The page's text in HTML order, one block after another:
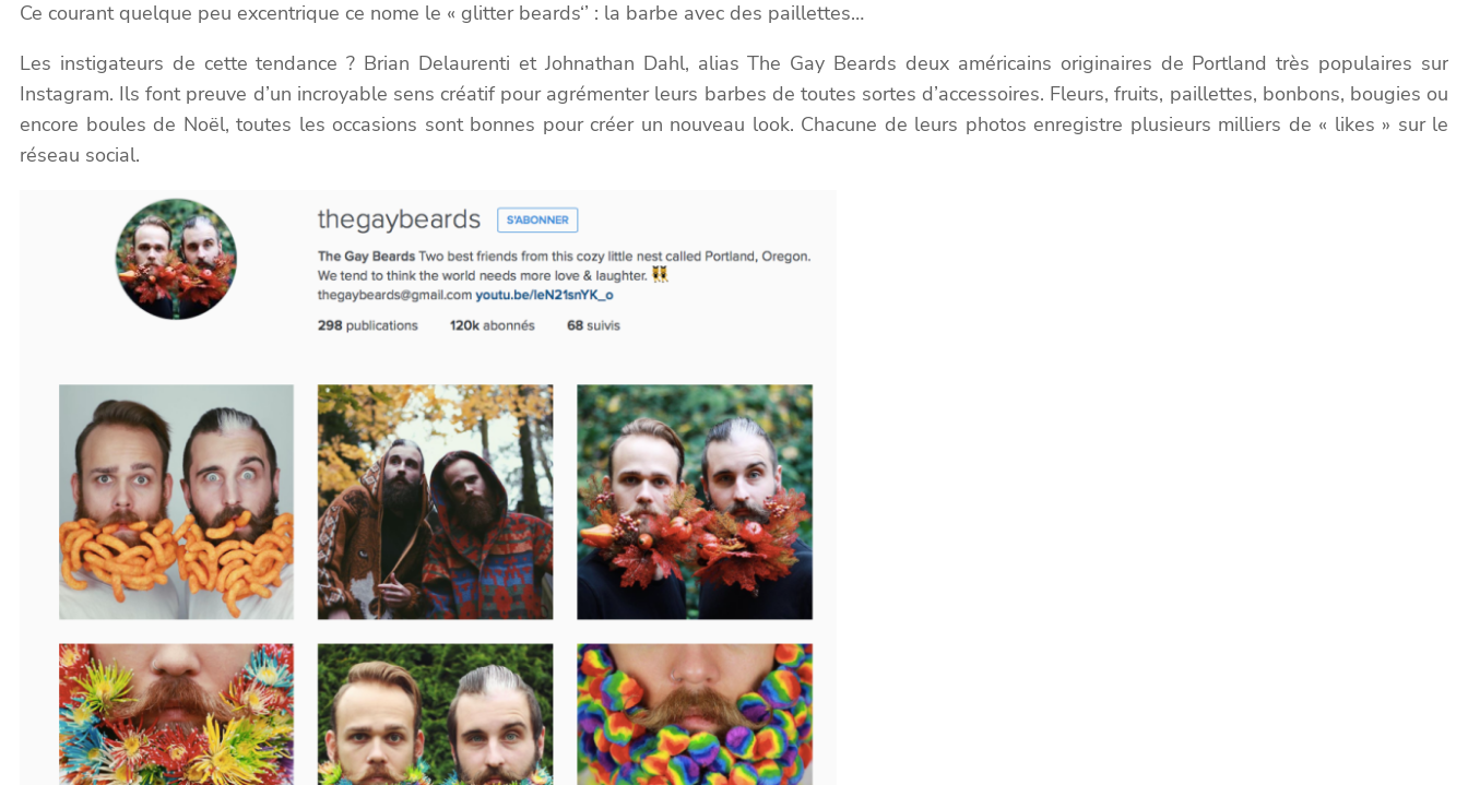
Ce courant quelque peu excentrique ce nome le « glitter beards‘’ : la barbe avec des paillettes…
Les instigateurs de cette tendance ? Brian Delaurenti et Johnathan Dahl, alias The Gay Beards deux américains originaires de Portland très populaires sur
Instagram. Ils font preuve d’un incroyable sens créatif pour agrémenter leurs barbes de toutes sortes d’accessoires. Fleurs, fruits, paillettes, bonbons, bougies ou
encore boules de Noël, toutes les occasions sont bonnes pour créer un nouveau look. Chacune de leurs photos enregistre plusieurs milliers de « likes » sur le
réseau social.